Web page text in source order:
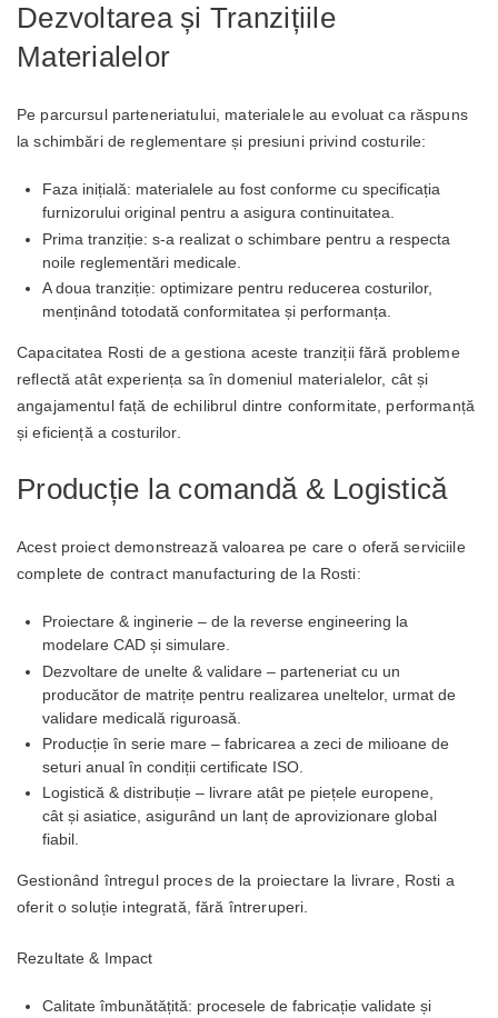
Dezvoltarea și Tranzițiile
Materialelor
Pe parcursul parteneriatului, materialele au evoluat ca răspuns
la schimbări de reglementare și presiuni privind costurile:
Faza inițială: materialele au fost conforme cu specificația
furnizorului original pentru a asigura continuitatea.
Prima tranziție: s-a realizat o schimbare pentru a respecta
noile reglementări medicale.
A doua tranziție: optimizare pentru reducerea costurilor,
menținând totodată conformitatea și performanța.
Capacitatea Rosti de a gestiona aceste tranziții fără probleme
reflectă atât experiența sa în domeniul materialelor, cât și
angajamentul față de echilibrul dintre conformitate, performanță
și eficiență a costurilor.
Producție la comandă & Logistică
Acest proiect demonstrează valoarea pe care o oferă serviciile
complete de contract manufacturing de la Rosti:
Proiectare & inginerie – de la reverse engineering la
modelare CAD și simulare.
Dezvoltare de unelte & validare – parteneriat cu un
producător de matrițe pentru realizarea uneltelor, urmat de
validare medicală riguroasă.
Producție în serie mare – fabricarea a zeci de milioane de
seturi anual în condiții certificate ISO.
Logistică & distribuție – livrare atât pe piețele europene,
cât și asiatice, asigurând un lanț de aprovizionare global
fiabil.
Gestionând întregul proces de la proiectare la livrare, Rosti a
oferit o soluție integrată, fără întreruperi.
Rezultate & Impact
Calitate îmbunătățită: procesele de fabricație validate și